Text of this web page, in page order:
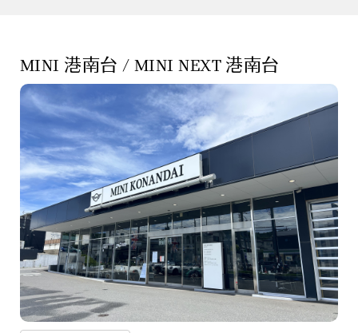
MINI 港南台 / MINI NEXT 港南台